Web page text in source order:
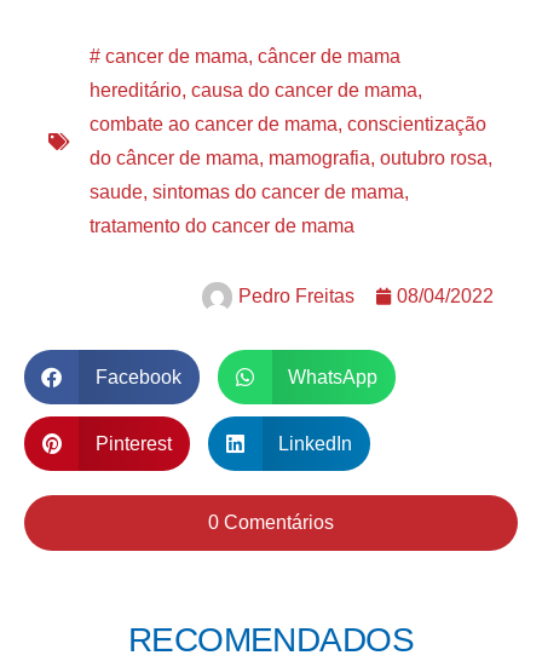
# cancer de mama, câncer de mama
hereditário, causa do cancer de mama,
combate ao cancer de mama, conscientização
do câncer de mama, mamografia, outubro rosa,
saude, sintomas do cancer de mama,
tratamento do cancer de mama
Pedro Freitas 08/04/2022
Facebook WhatsApp
Pinterest LinkedIn
0 Comentários
RECOMENDADOS